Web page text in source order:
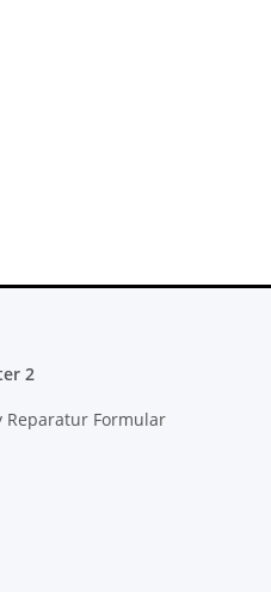
2
Reparatur Formular